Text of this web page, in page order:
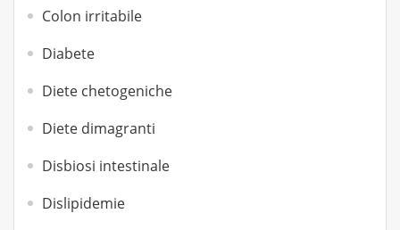
Colon irritabile
Diabete
Diete chetogeniche
Diete dimagranti
Disbiosi intestinale
Dislipidemie